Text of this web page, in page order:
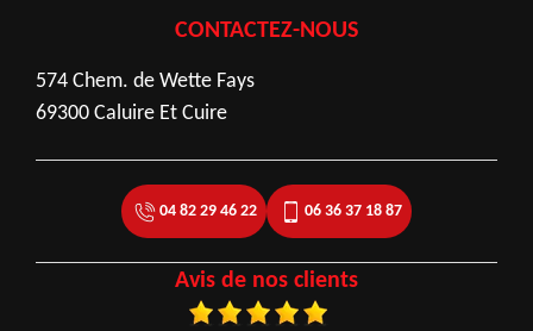
CONTACTEZ-NOUS
574 Chem. de Wette Fays
69300 Caluire Et Cuire
04 82 29 46 22 06 36 37 18 87
Avis de nos clients